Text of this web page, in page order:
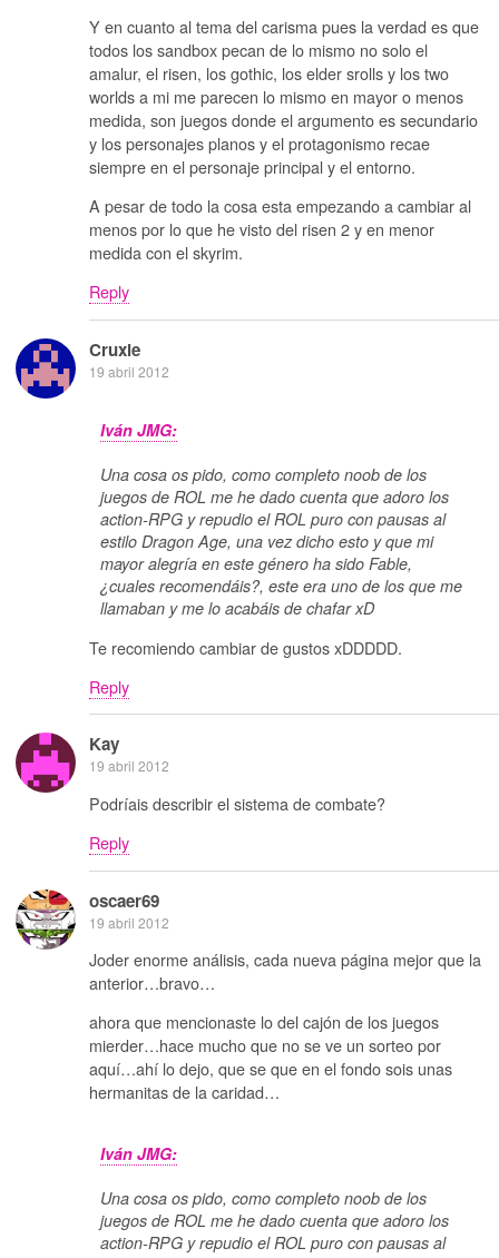
Y en cuanto al tema del carisma pues la verdad es que
todos los sandbox pecan de lo mismo no solo el
amalur, el risen, los gothic, los elder srolls y los two
worlds a mi me parecen lo mismo en mayor o menos
medida, son juegos donde el argumento es secundario
y los personajes planos y el protagonismo recae
siempre en el personaje principal y el entorno.
A pesar de todo la cosa esta empezando a cambiar al
menos por lo que he visto del risen 2 y en menor
medida con el skyrim.
Reply
Cruxie
19 abril 2012
Iván JMG:
Una cosa os pido, como completo noob de los
juegos de ROL me he dado cuenta que adoro los
action-RPG y repudio el ROL puro con pausas al
estilo Dragon Age, una vez dicho esto y que mi
mayor alegría en este género ha sido Fable,
¿cuales recomendáis?, este era uno de los que me
llamaban y me lo acabáis de chafar xD
Te recomiendo cambiar de gustos xDDDDD.
Reply
Kay
19 abril 2012
Podríais describir el sistema de combate?
Reply
oscaer69
19 abril 2012
Joder enorme análisis, cada nueva página mejor que la
anterior…bravo…
ahora que mencionaste lo del cajón de los juegos
mierder…hace mucho que no se ve un sorteo por
aquí…ahí lo dejo, que se que en el fondo sois unas
hermanitas de la caridad…
Iván JMG:
Una cosa os pido, como completo noob de los
juegos de ROL me he dado cuenta que adoro los
action-RPG y repudio el ROL puro con pausas al